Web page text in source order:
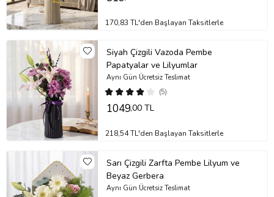
170,83 TL'den Başlayan Taksitlerle
Siyah Çizgili Vazoda Pembe
Papatyalar ve Lilyumlar
(5)
Aynı Gün Ücretsiz Teslimat
1049,00 TL
218,54 TL'den Başlayan Taksitlerle
Sarı Çizgili Zarfta Pembe Lilyum ve
Beyaz Gerbera
Aynı Gün Ücretsiz Teslimat